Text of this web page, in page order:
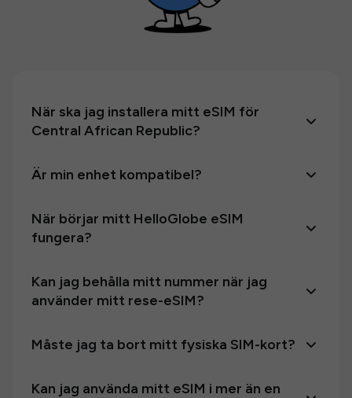
När ska jag installera mitt eSIM för
Central African Republic?
Är min enhet kompatibel?
När börjar mitt HelloGlobe eSIM
fungera?
Kan jag behålla mitt nummer när jag
använder mitt rese-eSIM?
Måste jag ta bort mitt fysiska SIM-kort?
Kan jag använda mitt eSIM i mer än en